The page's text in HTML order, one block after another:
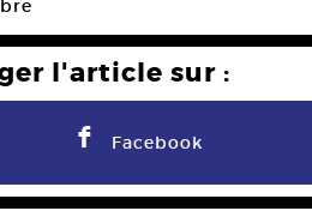
l'article sur :
F Facebook